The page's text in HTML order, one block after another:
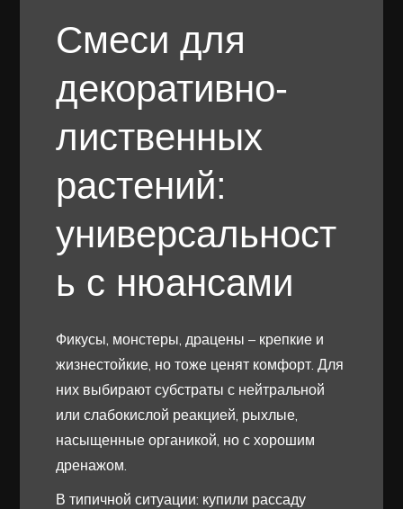
Смеси для
декоративно-
лиственных
растений:
универсальност
ь с нюансами
Фикусы, монстеры, драцены – крепкие и
жизнестойкие, но тоже ценят комфорт. Для
них выбирают субстраты с нейтральной
или слабокислой реакцией, рыхлые,
насыщенные органикой, но с хорошим
дренажом.
В типичной ситуации: купили рассаду